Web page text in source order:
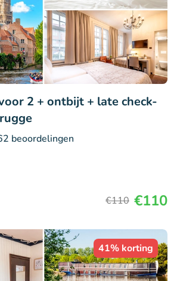
2 + ontbijt + late check-
beoordelingen
€110 €110
41% korting